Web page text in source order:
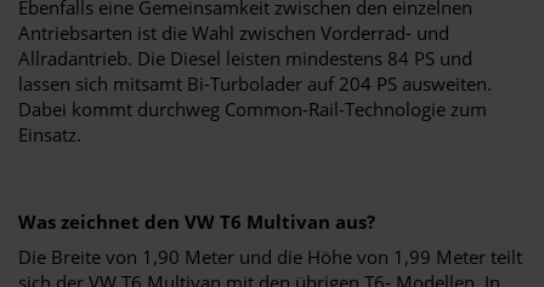
Ebenfalls eine Gemeinsamkeit zwischen den einzelnen
Antriebsarten ist die Wahl zwischen Vorderrad- und
Allradantrieb. Die Diesel leisten mindestens 84 PS und
lassen sich mitsamt Bi-Turbolader auf 204 PS ausweiten.
Dabei kommt durchweg Common-Rail-Technologie zum
Einsatz.
Was zeichnet den VW T6 Multivan aus?
Die Breite von 1,90 Meter und die Höhe von 1,99 Meter teilt
sich der VW T6 Multivan mit den übrigen T6- Modellen. In